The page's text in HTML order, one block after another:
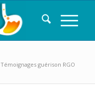
Témoignages guérison RGO